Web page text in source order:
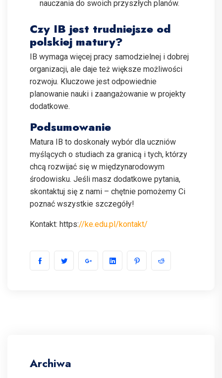
nauczania do swoich przyszłych planów.
Czy IB jest trudniejsze od
polskiej matury?
IB wymaga więcej pracy samodzielnej i dobrej
organizacji, ale daje też większe możliwości
rozwoju. Kluczowe jest odpowiednie
planowanie nauki i zaangażowanie w projekty
dodatkowe.
Podsumowanie
Matura IB to doskonały wybór dla uczniów
myślących o studiach za granicą i tych, którzy
chcą rozwijać się w międzynarodowym
środowisku. Jeśli masz dodatkowe pytania,
skontaktuj się z nami – chętnie pomożemy Ci
poznać wszystkie szczegóły!
Kontakt: https://ke.edu.pl/kontakt/
Archiwa